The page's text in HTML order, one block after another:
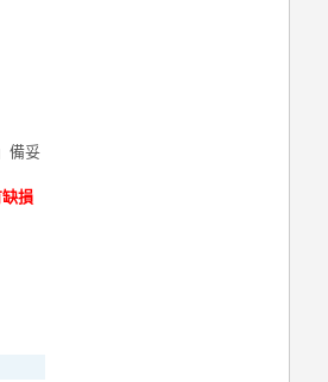
備妥
損